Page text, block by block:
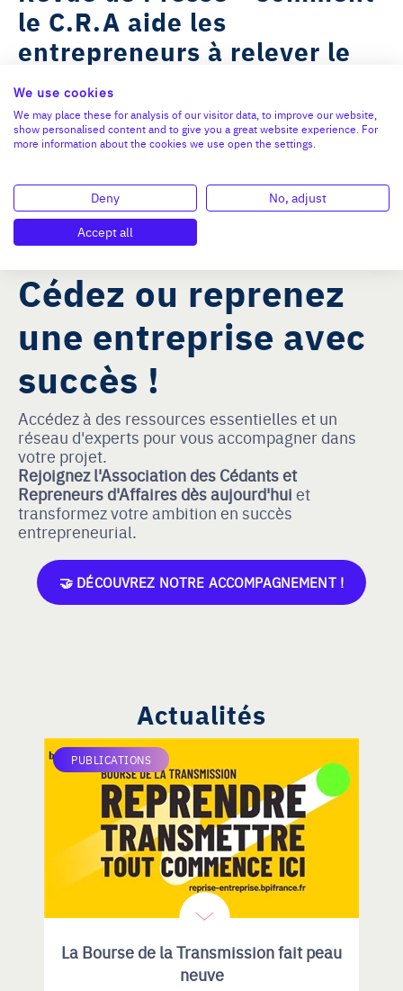
le C.R.A aide les
entrepreneurs à relever le
challenge de la reprise
d'entreprise
Cédez ou reprenez
une entreprise avec
succès !
Accédez à des ressources essentielles et un
réseau d'experts pour vous accompagner dans
votre projet.
Rejoignez l'Association des Cédants et
Repreneurs d'Affaires dès aujourd'hui et
transformez votre ambition en succès
entrepreneurial.
🤝 DÉCOUVREZ NOTRE ACCOMPAGNEMENT !
Actualités
PUBLICATIONS
La Bourse de la Transmission fait peau
neuve
We use cookies
We may place these for analysis of our visitor data, to improve our website,
show personalised content and to give you a great website experience. For
more information about the cookies we use open the settings.
Deny
No, adjust
Accept all